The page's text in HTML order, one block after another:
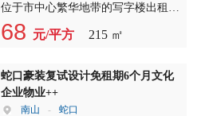
位于市中心繁华地带的写字楼出租，
现推出2+1格局精装修办公室招租。
这里交通便利，周边配套设施齐全，
供的写字楼出租空间，设计独特，布
局合理，充分满足不同企业的办公需
求。2+1格局的设计，既保证了空间
68 元/平方 215 ㎡
蛇口豪装复试设计免租期6个月文化
企业物业++
南山 - 蛇口